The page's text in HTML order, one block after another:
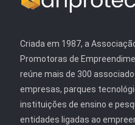
Criada em 1987, a
Promotoras de
reúne mais de 300
empresas, parques
instituições de ensino e
entidades ligadas ao